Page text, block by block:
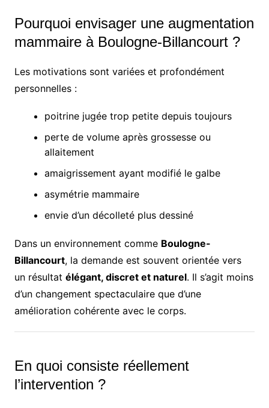
Pourquoi envisager une augmentation
mammaire à Boulogne-Billancourt ?
Les motivations sont variées et profondément
personnelles :
poitrine jugée trop petite depuis toujours
perte de volume après grossesse ou
allaitement
amaigrissement ayant modifié le galbe
asymétrie mammaire
envie d’un décolleté plus dessiné
Dans un environnement comme Boulogne-
Billancourt, la demande est souvent orientée vers
un résultat élégant, discret et naturel. Il s’agit moins
d’un changement spectaculaire que d’une
amélioration cohérente avec le corps.
En quoi consiste réellement
l’intervention ?